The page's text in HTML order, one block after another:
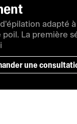
adapté
poil. La première
une